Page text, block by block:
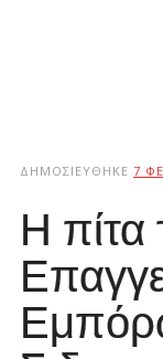
ΔΗΜΟΣΙΕΎΘΗΚΕ 7
Η